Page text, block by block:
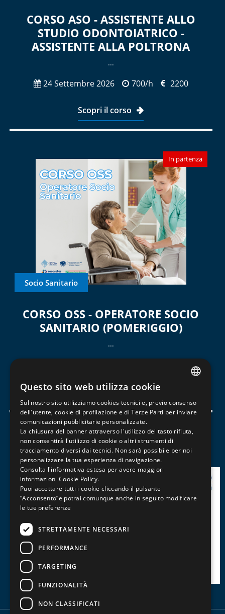
CORSO ASO - ASSISTENTE ALLO
STUDIO ODONTOIATRICO -
ASSISTENTE ALLA POLTRONA
...
24 Settembre 2026 700/h 2200
Scopri il corso
In partenza
Socio Sanitario
CORSO OSS - OPERATORE SOCIO
SANITARIO (POMERIGGIO)
...
Scopri il corso
1
ENGLISH
Questo sito web utilizza cookie
Sul nostro sito utilizziamo cookies tecnici e, previo consenso
dell'utente, cookie di profilazione e di Terze Parti per inviare
comunicazioni pubblicitarie personalizzate.
La chiusura del banner attraverso l'utilizzo del tasto rifiuta,
non consentirà l'utilizzo di cookie o altri strumenti di
tracciamento diversi dai tecnici. Non sarà possibile per noi
personalizzare la tua esperienza di navigazione.
Consulta l'informativa estesa per avere maggiori
informazioni Cookie Policy.
Puoi accettare tutti i cookie cliccando il pulsante
“Acconsento”e potrai comunque anche in seguito modificare
le tue preferenze
STRETTAMENTE NECESSARI
PERFORMANCE
TARGETING
FUNZIONALITÀ
NON CLASSIFICATI